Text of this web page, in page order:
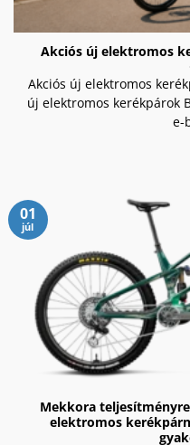
Akciós új elektromos
Akciós új elektromos
új elektromos kerékpárok
e-
Mekkora
elektromos
01
júl